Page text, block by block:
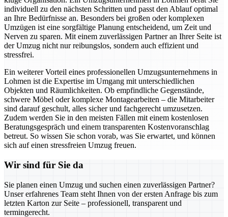
individuell zu den nächsten Schritten und passt den Ablauf optimal
an Ihre Bedürfnisse an. Besonders bei großen oder komplexen
Umzügen ist eine sorgfältige Planung entscheidend, um Zeit und
Nerven zu sparen. Mit einem zuverlässigen Partner an Ihrer Seite ist
der Umzug nicht nur reibungslos, sondern auch effizient und
stressfrei.
Ein weiterer Vorteil eines professionellen Umzugsunternehmens in
Lohmen ist die Expertise im Umgang mit unterschiedlichen
Objekten und Räumlichkeiten. Ob empfindliche Gegenstände,
schwere Möbel oder komplexe Montagearbeiten – die Mitarbeiter
sind darauf geschult, alles sicher und fachgerecht umzusetzen.
Zudem werden Sie in den meisten Fällen mit einem kostenlosen
Beratungsgespräch und einem transparenten Kostenvoranschlag
betreut. So wissen Sie schon vorab, was Sie erwartet, und können
sich auf einen stressfreien Umzug freuen.
Wir sind für Sie da
Sie planen einen Umzug und suchen einen zuverlässigen Partner?
Unser erfahrenes Team steht Ihnen von der ersten Anfrage bis zum
letzten Karton zur Seite – professionell, transparent und
termingerecht.